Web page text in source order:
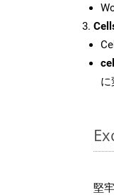
に
堅